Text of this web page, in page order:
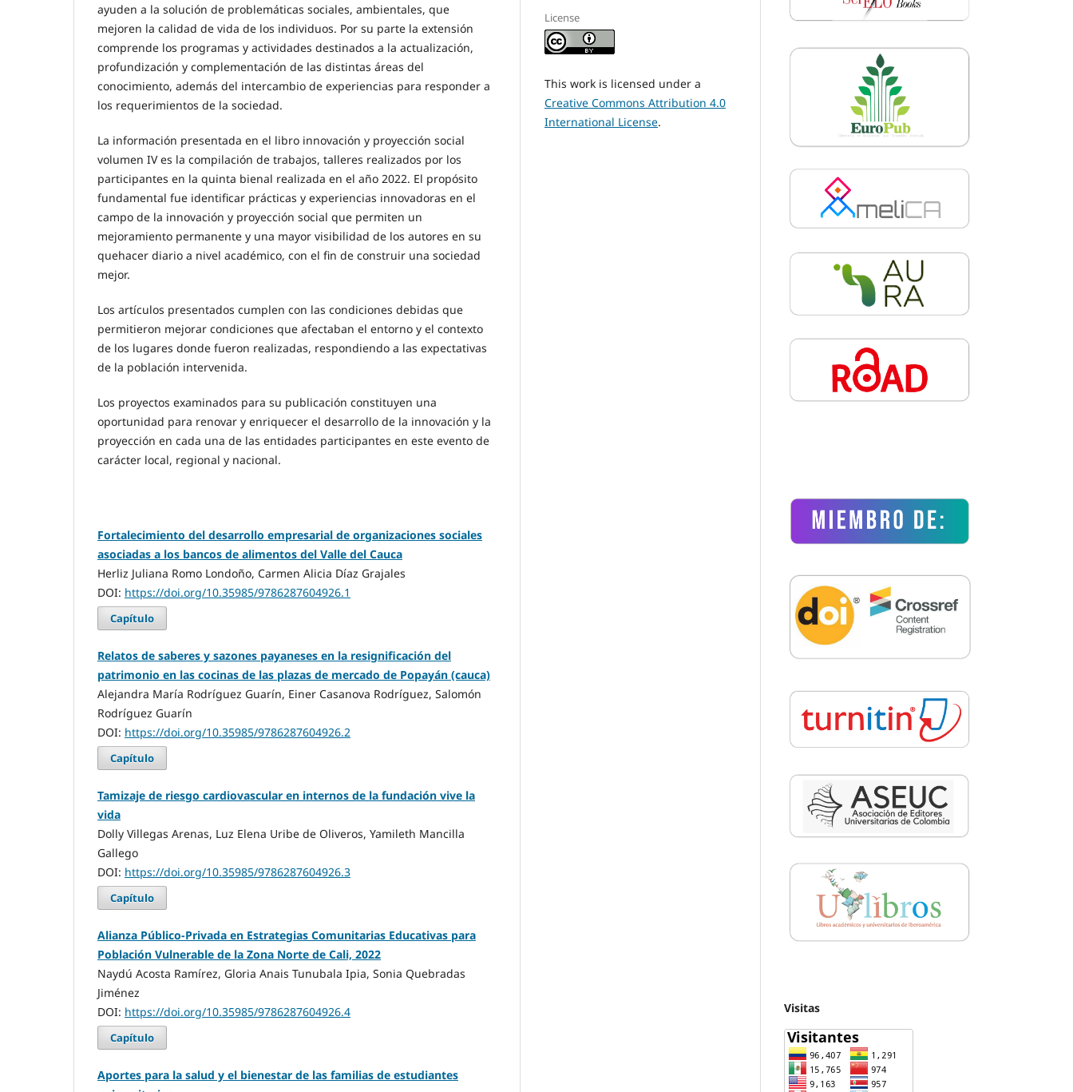
ayuden a la solución de problemáticas sociales, ambientales, que
mejoren la calidad de vida de los individuos. Por su parte la extensión
comprende los programas y actividades destinados a la actualización,
profundización y complementación de las distintas áreas del
conocimiento, además del intercambio de experiencias para responder a
los requerimientos de la sociedad.
La información presentada en el libro innovación y proyección social
volumen IV es la compilación de trabajos, talleres realizados por los
participantes en la quinta bienal realizada en el año 2022. El propósito
fundamental fue identificar prácticas y experiencias innovadoras en el
campo de la innovación y proyección social que permiten un
mejoramiento permanente y una mayor visibilidad de los autores en su
quehacer diario a nivel académico, con el fin de construir una sociedad
mejor.
Los artículos presentados cumplen con las condiciones debidas que
permitieron mejorar condiciones que afectaban el entorno y el contexto
de los lugares donde fueron realizadas, respondiendo a las expectativas
de la población intervenida.
Los proyectos examinados para su publicación constituyen una
oportunidad para renovar y enriquecer el desarrollo de la innovación y la
proyección en cada una de las entidades participantes en este evento de
carácter local, regional y nacional.
Fortalecimiento del desarrollo empresarial de organizaciones sociales
asociadas a los bancos de alimentos del Valle del Cauca
Herliz Juliana Romo Londoño, Carmen Alicia Díaz Grajales
DOI: https://doi.org/10.35985/9786287604926.1
Capítulo
Relatos de saberes y sazones payaneses en la resignificación del
patrimonio en las cocinas de las plazas de mercado de Popayán (cauca)
Alejandra María Rodríguez Guarín, Einer Casanova Rodríguez, Salomón
Rodríguez Guarín
DOI: https://doi.org/10.35985/9786287604926.2
Capítulo
Tamizaje de riesgo cardiovascular en internos de la fundación vive la
vida
Dolly Villegas Arenas, Luz Elena Uribe de Oliveros, Yamileth Mancilla
Gallego
DOI: https://doi.org/10.35985/9786287604926.3
Capítulo
Alianza Público-Privada en Estrategias Comunitarias Educativas para
Población Vulnerable de la Zona Norte de Cali, 2022
Naydú Acosta Ramírez, Gloria Anais Tunubala Ipia, Sonia Quebradas
Jiménez
DOI: https://doi.org/10.35985/9786287604926.4
Capítulo
Aportes para la salud y el bienestar de las familias de estudiantes
License
This work is licensed under a
Creative Commons Attribution 4.0
International License.
Visitas